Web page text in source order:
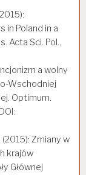
Poland in a
Acta Sci. Pol.,
a wolny
Wschodniej
Optimum.
(2015): Zmiany w
krajów
Głównej